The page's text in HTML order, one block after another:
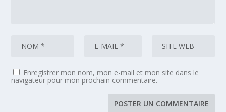
Enregistrer mon nom, mon e-mail et mon site dans le
navigateur pour mon prochain commentaire.